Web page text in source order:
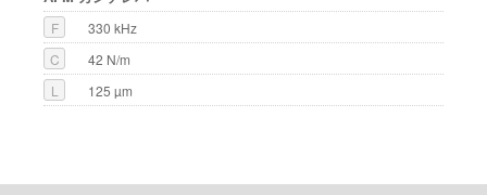
F
330 kHz
C
42 N/m
L
125 µm